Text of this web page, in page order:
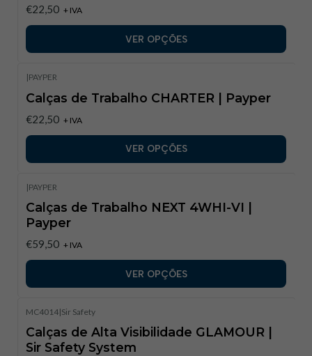
€22,50 + IVA
VER OPÇÕES
|PAYPER
Calças de Trabalho CHARTER | Payper​
€22,50 + IVA
VER OPÇÕES
|PAYPER
Calças de Trabalho NEXT 4WHI-VI |
Payper​
€59,50 + IVA
VER OPÇÕES
MC4014|Sir Safety
Calças de Alta Visibilidade GLAMOUR |
Sir Safety System​